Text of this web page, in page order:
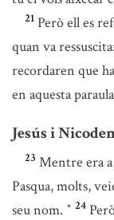
21 Però ell es
quan va
recordaren que
en aquesta
Jesús i
23 Mentre era a
Pasqua, molts,
seu nom. * 24